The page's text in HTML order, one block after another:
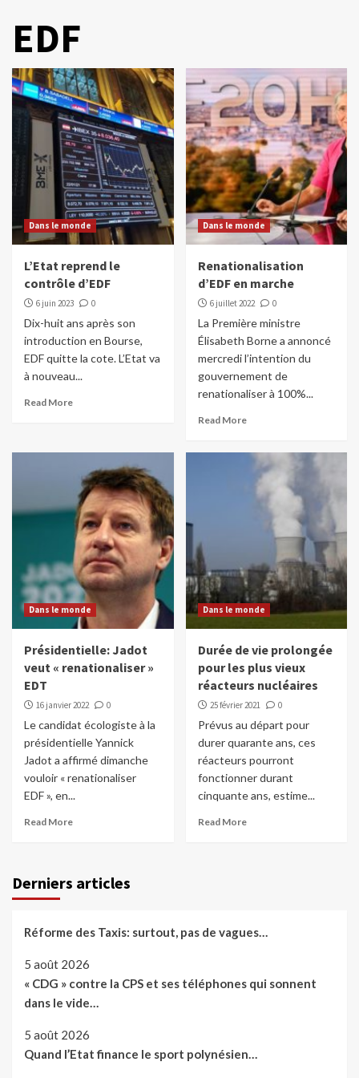
EDF
Dans le monde
L’Etat reprend le
contrôle d’EDF
6 juin 2023 0
Dix-huit ans après son
introduction en Bourse,
EDF quitte la cote. L’Etat va
à nouveau...
Read More
Dans le monde
Renationalisation
d’EDF en marche
6 juillet 2022 0
La Première ministre
Élisabeth Borne a annoncé
mercredi l’intention du
gouvernement de
renationaliser à 100%...
Read More
Dans le monde
Présidentielle: Jadot
veut « renationaliser »
EDT
16 janvier 2022 0
Le candidat écologiste à la
présidentielle Yannick
Jadot a affirmé dimanche
vouloir « renationaliser
EDF », en...
Read More
Dans le monde
Durée de vie prolongée
pour les plus vieux
réacteurs nucléaires
25 février 2021 0
Prévus au départ pour
durer quarante ans, ces
réacteurs pourront
fonctionner durant
cinquante ans, estime...
Read More
Derniers articles
Réforme des Taxis: surtout, pas de vagues…
5 août 2026
« CDG » contre la CPS et ses téléphones qui sonnent
dans le vide…
5 août 2026
Quand l’Etat finance le sport polynésien…